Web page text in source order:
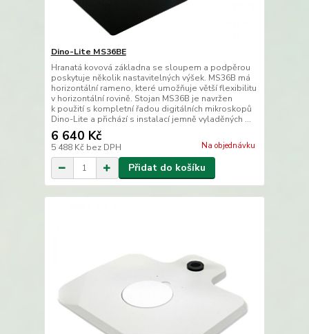
Dino-Lite MS36BE
Hranatá kovová základna se sloupem a podpěrou
poskytuje několik nastavitelných výšek. MS36B má
horizontální rameno, které umožňuje větší flexibilitu
v horizontální rovině. Stojan MS36B je navržen
k použití s kompletní řadou digitálních mikroskopů
Dino-Lite a přichází s instalací jemně vyladěných ...
6 640 Kč
5 488 Kč bez DPH Na objednávku
Přidat do košíku